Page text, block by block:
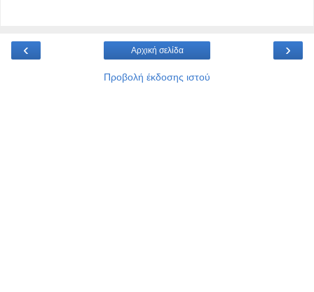
‹ ›
Αρχική σελίδα
Προβολή έκδοσης ιστού